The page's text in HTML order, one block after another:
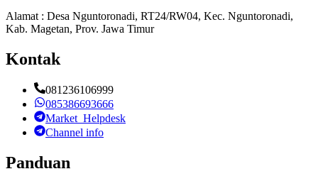
Alamat : Desa Nguntoronadi, RT24/RW04, Kec. Nguntoronadi,
Kab. Magetan, Prov. Jawa Timur
Kontak
081236106999
085386693666
Market_Helpdesk
Channel info
Panduan